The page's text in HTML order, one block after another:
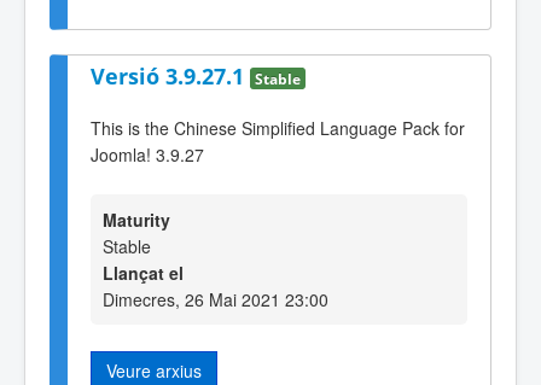
Versió 3.9.27.1 Stable
This is the Chinese Simplified Language Pack for
Joomla! 3.9.27
Maturity
Stable
Llançat el
Dimecres, 26 Mai 2021 23:00
Veure arxius